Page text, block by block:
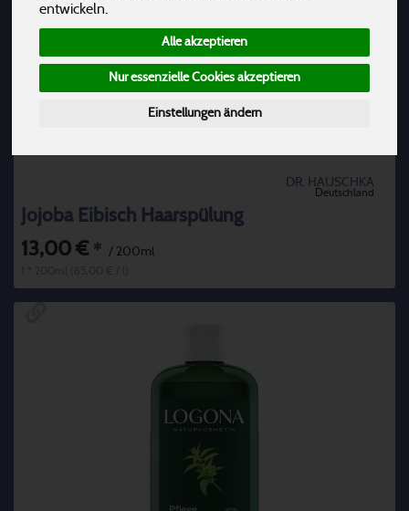
entwickeln.
Alle akzeptieren
Nur essenzielle Cookies akzeptieren
Einstellungen ändern
DR. HAUSCHKA
Deutschland
Jojoba Eibisch Haarspülung
13,00 € * / 200ml